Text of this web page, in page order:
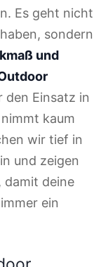
Es geht nicht
sondern
und
den Einsatz in
kaum
wir tief in
und zeigen
damit deine
ein